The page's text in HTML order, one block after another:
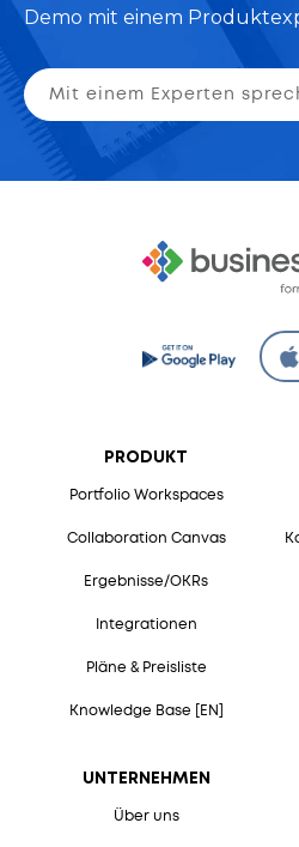
Demo mit einem
Mit einem Experten
PRODUKT
Portfolio Workspaces
Collaboration Canvas
Ergebnisse/OKRs
Integrationen
Pläne & Preisliste
Knowledge Base [EN]
UNTERNEHMEN
Über uns